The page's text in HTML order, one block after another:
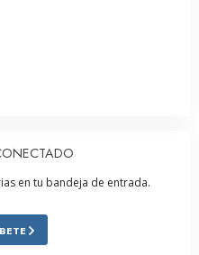
en tu bandeja de entrada.